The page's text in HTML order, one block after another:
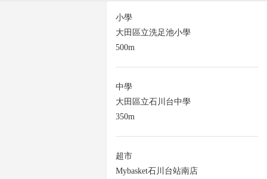
小學
大田區立洗足池小學
500m
中學
大田區立石川台中學
350m
超市
Mybasket石川台站南店